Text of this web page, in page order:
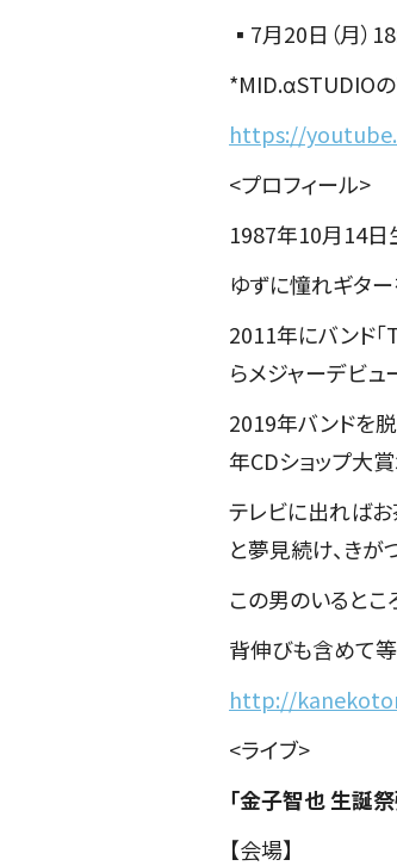
▪️7月20日（月）
*MID.αSTUDIO
https://
<プロフィール>
1987年10月14日
ゆずに憧れギタ
2011年にバンド
らメジャーデビュ
2019年バンドを
年CDショップ大
テレビに出れば
と夢見続け、きが
この男のいるとこ
背伸びも含めて
http://
<ライブ>
「金子智也 生誕
【会場】